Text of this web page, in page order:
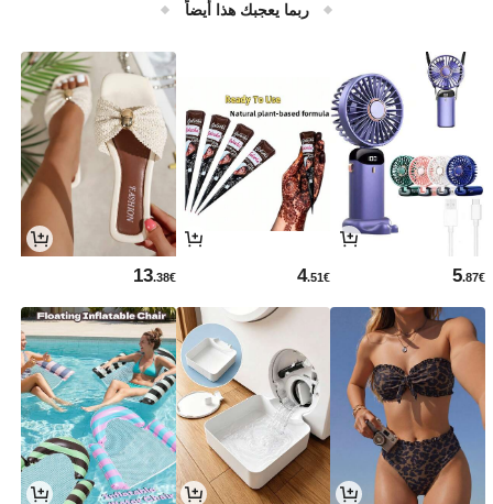
ربما يعجبك هذا أيضاً
5.87€
4.51€
13.38€